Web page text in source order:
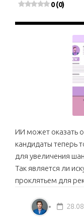
0 (0)
ИИ может оказать
кандидаты теперь
для увеличения
Так является ли
проклятьем для